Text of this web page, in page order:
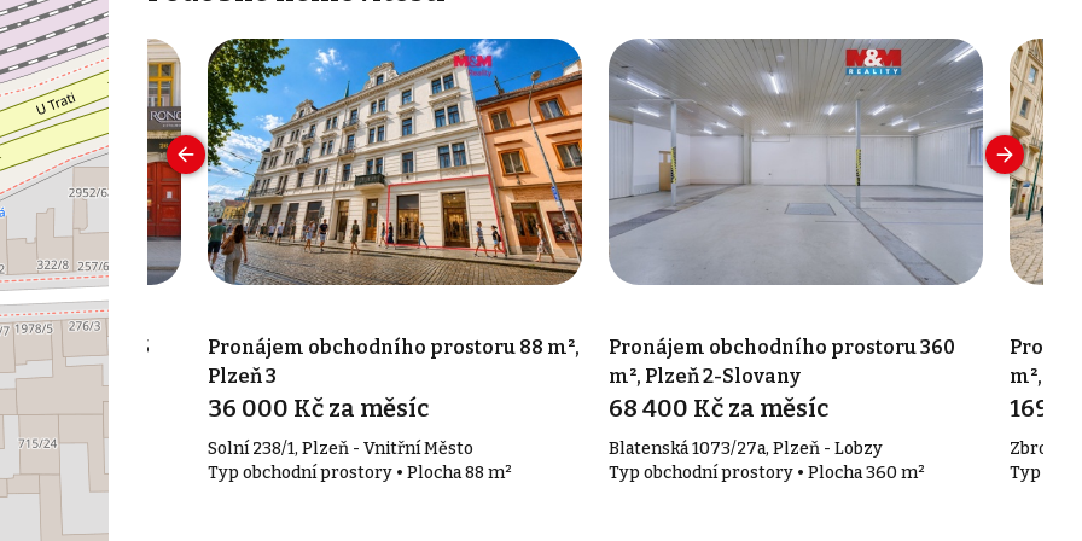
prostoru 145
Předměstí
145 m²
Pronájem obchodního prostoru 88 m²,
Plzeň 3
36 000 Kč za měsíc
Solní 238/1, Plzeň - Vnitřní Město
Typ obchodní prostory • Plocha 88 m²
Pronájem obchodního prostoru 360
m², Plzeň 2-Slovany
68 400 Kč za měsíc
Blatenská 1073/27a, Plzeň - Lobzy
Typ obchodní prostory • Plocha 360 m²
m²,
169
Typ